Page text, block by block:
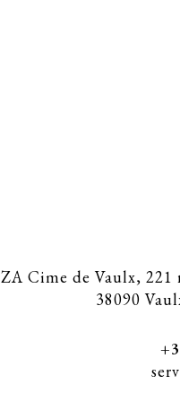
ZA Cime de Vaulx,
38090